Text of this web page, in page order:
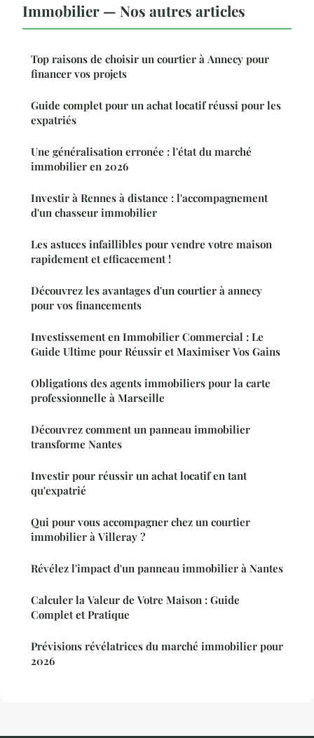
Immobilier — Nos autres articles
Top raisons de choisir un courtier à Annecy pour
financer vos projets
Guide complet pour un achat locatif réussi pour les
expatriés
Une généralisation erronée : l'état du marché
immobilier en 2026
Investir à Rennes à distance : l'accompagnement
d'un chasseur immobilier
Les astuces infaillibles pour vendre votre maison
rapidement et efficacement !
Découvrez les avantages d'un courtier à annecy
pour vos financements
Investissement en Immobilier Commercial : Le
Guide Ultime pour Réussir et Maximiser Vos Gains
Obligations des agents immobiliers pour la carte
professionnelle à Marseille
Découvrez comment un panneau immobilier
transforme Nantes
Investir pour réussir un achat locatif en tant
qu'expatrié
Qui pour vous accompagner chez un courtier
immobilier à Villeray ?
Révélez l'impact d'un panneau immobilier à Nantes
Calculer la Valeur de Votre Maison : Guide
Complet et Pratique
Prévisions révélatrices du marché immobilier pour
2026